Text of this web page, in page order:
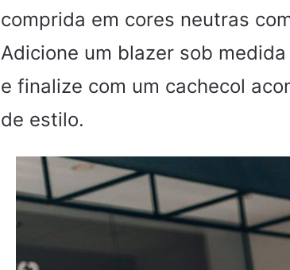
comprida em cores neutras
Adicione um blazer sob
e finalize com um cachecol
de estilo.